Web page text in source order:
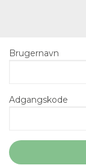
Brugernavn
Adgangskode